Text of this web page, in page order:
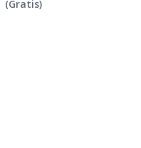
(Gratis)